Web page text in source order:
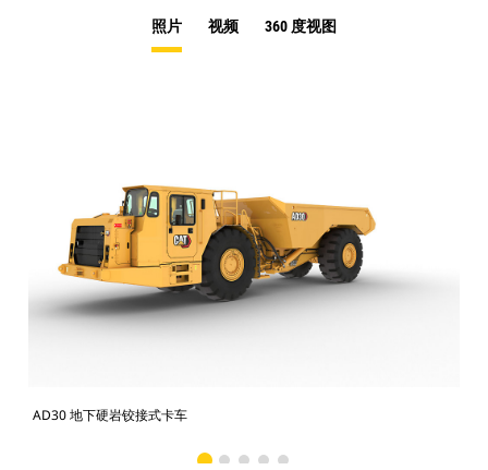
照片 视频 360 度视图
AD30 地下硬岩铰接式卡车